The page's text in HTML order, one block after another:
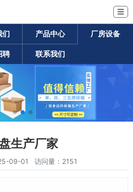
☰
们 产品中心 厂房设备
聘 联系我们
生产厂家
09-01 访问量：2151